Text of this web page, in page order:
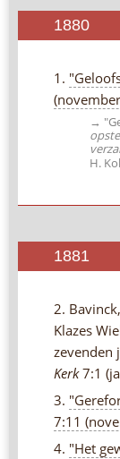
1880
1.
→
H.
1881
2.
Klazes
zevenden
Kerk7:1
3.
7:11
4. "Het